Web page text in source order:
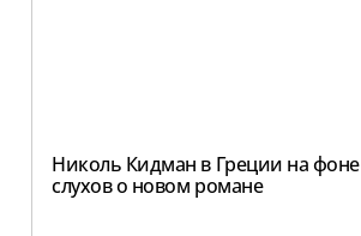
Николь Кидман в Греции на фоне
слухов о новом романе